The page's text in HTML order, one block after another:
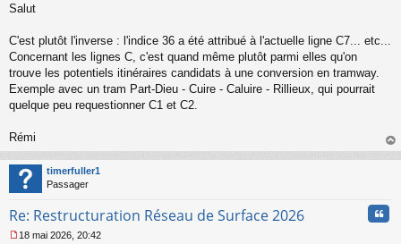
e
s
g
e
n
o
l
u
Salut
C'est plutôt l'inverse : l'indice 36 a été attribué à l'actuelle ligne C7... etc...
Concernant les lignes C, c'est quand même plutôt parmi elles qu'on
trouve les potentiels itinéraires candidats à une conversion en tramway.
Exemple avec un tram Part-Dieu - Cuire - Caluire - Rillieux, qui pourrait
quelque peu requestionner C1 et C2.
Rémi
au
timerfuller1
Passager
Re: Restructuration Réseau de Surface 2026
18 mai 2026, 20:42